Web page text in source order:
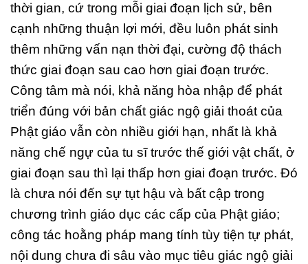
thời gian, cứ trong mỗi giai đoạn lịch sử, bên
cạnh những thuận lợi mới, đều luôn phát sinh
thêm những vấn nạn thời đại, cường độ thách
thức giai đoạn sau cao hơn giai đoạn trước.
Công tâm mà nói, khả năng hòa nhập để phát
triển đúng với bản chất giác ngộ giải thoát của
Phật giáo vẫn còn nhiều giới hạn, nhất là khả
năng chế ngự của tu sĩ trước thế giới vật chất, ở
giai đoạn sau thì lại thấp hơn giai đoạn trước. Đó
là chưa nói đến sự tụt hậu và bất cập trong
chương trình giáo dục các cấp của Phật giáo;
công tác hoằng pháp mang tính tùy tiện tự phát,
nội dung chưa đi sâu vào mục tiêu giác ngộ giải